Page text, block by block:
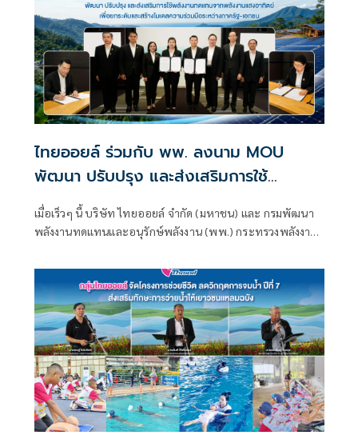
ไทยออยล์ ร่วมกับ พพ. ลงนาม MOU
พัฒนา ปรับปรุง และส่งเสริมการใช้
พลังงานทดแทน จากพลังงานแสงอาทิตย์
เพื่อยกระดับและสร้างโมเดลความร่วมมือ
ระหว่างภาครัฐ-เอกชน
เมื่อเร็วๆ นี้ บริษัท ไทยออยล์ จำกัด (มหาชน) และ กรมพัฒนา
พลังงานทดแทนและอนุรักษ์พลังงาน (พพ.) กระทรวงพลังงาน
การพัฒนา ปรับปรุง และส่งเสริมการใช้พลังงานทดแทนจาก
พลังงานแสงอาทิตย์ สำหรับหน่วยงานด้านสาธารณสุขและ
สถานศึกษาของภาครัฐ” เพื่อสร้างความมั่นคงด้านพลังงานใน
พื้นที่ห่างไกล